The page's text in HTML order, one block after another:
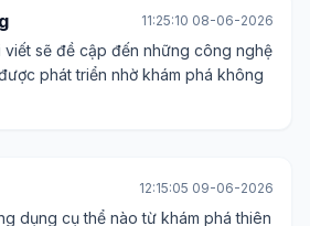
11:25:10 08-06-2026
viết sẽ đề cập đến những công nghệ
phát triển nhờ khám phá không
12:15:05 09-06-2026
dụng cụ thể nào từ khám phá thiên